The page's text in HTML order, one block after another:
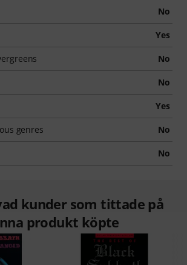
No
Yes
No
No
Yes
genres No
No
kunder som tittade på
produkt köpte